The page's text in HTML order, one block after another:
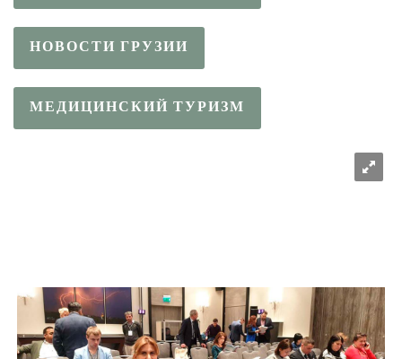
НОВОСТИ ГРУЗИИ
МЕДИЦИНСКИЙ ТУРИЗМ